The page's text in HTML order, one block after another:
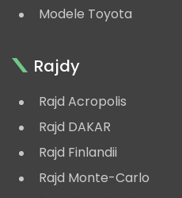
Modele Toyota
Rajdy
Rajd Acropolis
Rajd DAKAR
Rajd Finlandii
Rajd Monte-Carlo